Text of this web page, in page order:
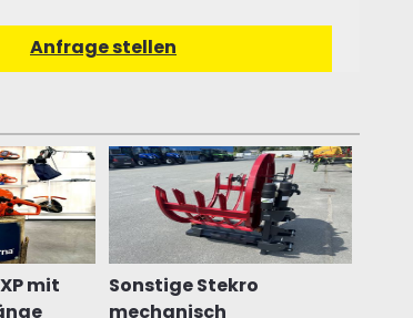
mit
Sonstige Stekro
mechanisch